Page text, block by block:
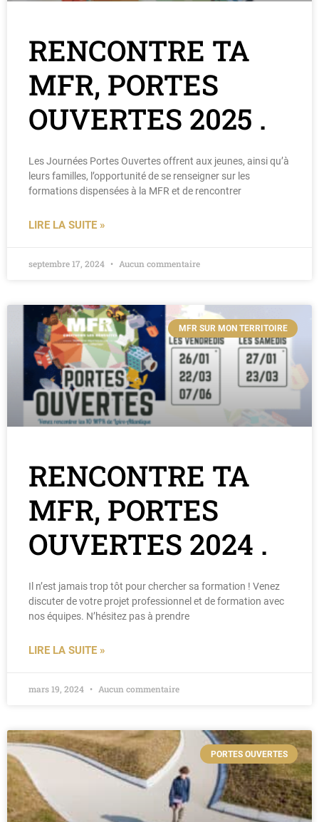
RENCONTRE TA
MFR, PORTES
OUVERTES 2025 .
Les Journées Portes Ouvertes offrent aux jeunes, ainsi qu’à
leurs familles, l’opportunité de se renseigner sur les
formations dispensées à la MFR et de rencontrer
LIRE LA SUITE »
septembre 17, 2024 Aucun commentaire
MFR SUR MON TERRITOIRE
RENCONTRE TA
MFR, PORTES
OUVERTES 2024 .
Il n’est jamais trop tôt pour chercher sa formation ! Venez
discuter de votre projet professionnel et de formation avec
nos équipes. N’hésitez pas à prendre
LIRE LA SUITE »
mars 19, 2024 Aucun commentaire
PORTES OUVERTES